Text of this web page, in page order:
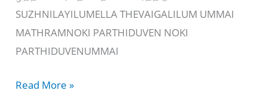
SUZHNILAYILUMELLA THEVAIGALILUM UMMAI
MATHRAMNOKI PARTHIDUVEN NOKI
PARTHIDUVENUMMAI
எந்த
Read More »